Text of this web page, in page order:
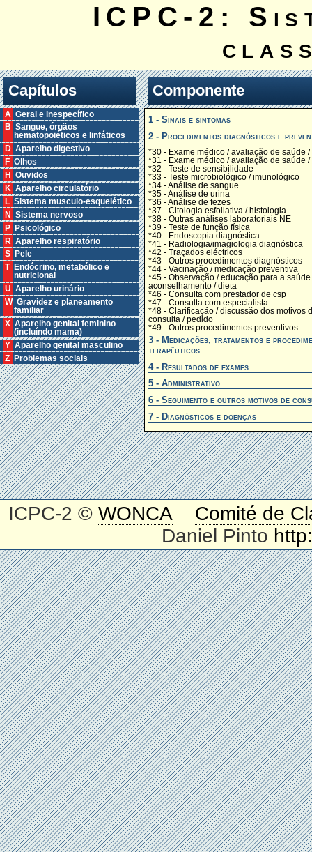
ICPC-2:
Capítulos
A Geral e inespecífico
B Sangue, órgãos
hematopoiéticos e linfáticos
D Aparelho digestivo
F Olhos
H Ouvidos
K Aparelho circulatório
L Sistema musculo-esquelético
N Sistema nervoso
P Psicológico
R Aparelho respiratório
S Pele
T Endócrino, metabólico e
nutricional
U Aparelho urinário
W Gravidez e planeamento
familiar
X Aparelho genital feminino
(incluíndo mama)
Y Aparelho genital masculino
Z Problemas sociais
Componente
1 - Sinais e sintomas
2 - Procedimentos diagnósticos e
*30 - Exame médico / avaliação de saúde /
*31 - Exame médico / avaliação de saúde /
*32 - Teste de sensibilidade
*33 - Teste microbiológico / imunológico
*34 - Análise de sangue
*35 - Análise de urina
*36 - Análise de fezes
*37 - Citologia esfoliativa / histologia
*38 - Outras análises laboratoriais NE
*39 - Teste de função física
*40 - Endoscopia diagnóstica
*41 - Radiologia/imagiologia diagnóstica
*42 - Traçados eléctricos
*43 - Outros procedimentos diagnósticos
*44 - Vacinação / medicação preventiva
*45 - Observação / educação para a saúde
aconselhamento / dieta
*46 - Consulta com prestador de csp
*47 - Consulta com especialista
*48 - Clarificação / discussão dos motivos
consulta / pedido
*49 - Outros procedimentos preventivos
3 - Medicações, tratamentos e
terapêuticos
4 - Resultados de exames
5 - Administrativo
6 - Seguimento e outros motivos de
7 - Diagnósticos e doenças
ICPC-2 ©WONCA
Comité de
Daniel Pinto